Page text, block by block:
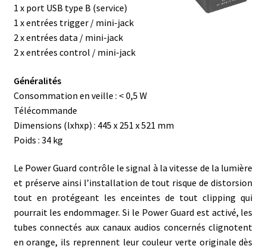
1 x port USB type B (service)
1 x entrées trigger / mini-jack
2 x entrées data / mini-jack
2 x entrées control / mini-jack
Généralités
Consommation en veille : < 0,5 W
Télécommande
Dimensions (lxhxp) : 445 x 251 x 521 mm
Poids : 34 kg
Le Power Guard contrôle le signal à la vitesse de la lumière
et préserve ainsi l’installation de tout risque de distorsion
tout en protégeant les enceintes de tout clipping qui
pourrait les endommager. Si le Power Guard est activé, les
tubes connectés aux canaux audios concernés clignotent
en orange, ils reprennent leur couleur verte originale dès